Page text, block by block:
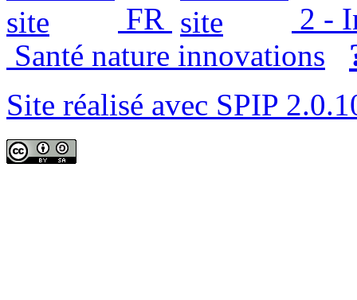
FR
2 -
Santé nature innovations
Site réalisé avec SPIP